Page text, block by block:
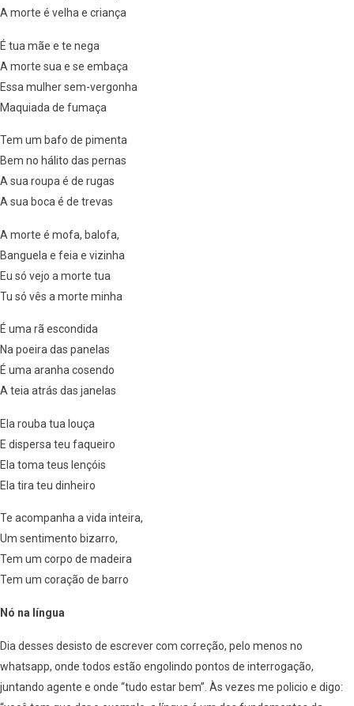
A morte é velha e criança
É tua mãe e te nega
A morte sua e se embaça
Essa mulher sem-vergonha
Maquiada de fumaça
Tem um bafo de pimenta
Bem no hálito das pernas
A sua roupa é de rugas
A sua boca é de trevas
A morte é mofa, balofa,
Banguela e feia e vizinha
Eu só vejo a morte tua
Tu só vês a morte minha
É uma rã escondida
Na poeira das panelas
É uma aranha cosendo
A teia atrás das janelas
Ela rouba tua louça
E dispersa teu faqueiro
Ela toma teus lençóis
Ela tira teu dinheiro
Te acompanha a vida inteira,
Um sentimento bizarro,
Tem um corpo de madeira
Tem um coração de barro
Nó na língua
Dia desses desisto de escrever com correção, pelo menos no
whatsapp, onde todos estão engolindo pontos de interrogação,
juntando agente e onde “tudo estar bem”. Às vezes me policio e digo: